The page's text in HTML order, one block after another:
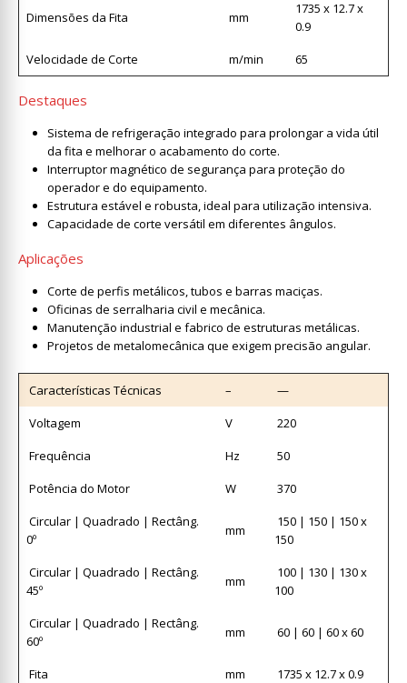
Dimensões da Fita mm
1735 x 12.7 x
0.9
Velocidade de Corte
m/min 65
Destaques
Sistema de refrigeração integrado para prolongar a vida útil
da fita e melhorar o acabamento do corte.
Interruptor magnético de segurança para proteção do
operador e do equipamento.
Estrutura estável e robusta, ideal para utilização intensiva.
Capacidade de corte versátil em diferentes ângulos.
Aplicações
Corte de perfis metálicos, tubos e barras maciças.
Oficinas de serralharia civil e mecânica.
Manutenção industrial e fabrico de estruturas metálicas.
Projetos de metalomecânica que exigem precisão angular.
Características Técnicas –
—
Voltagem
V
220
Frequência
Hz
50
Potência do Motor
W
370
Circular | Quadrado | Rectâng.
0º
mm
150 | 150 | 150 x
150
Circular | Quadrado | Rectâng.
45º
mm
100 | 130 | 130 x
100
Circular | Quadrado | Rectâng.
60º
mm 60 | 60 | 60 x 60
Fita mm
1735 x 12.7 x 0.9